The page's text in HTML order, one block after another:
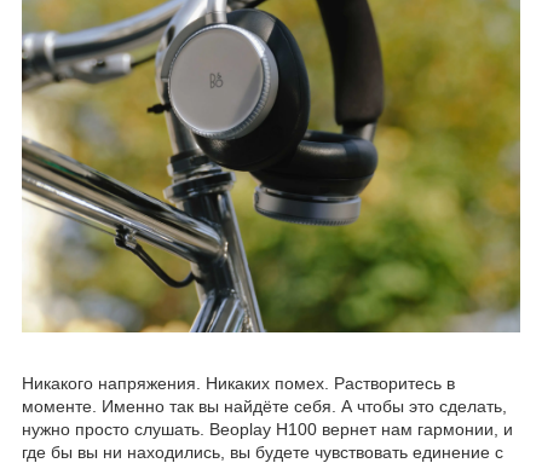
Никакого напряжения. Никаких помех. Растворитесь в
моменте. Именно так вы найдёте себя. А чтобы это сделать,
нужно просто слушать. Beoplay H100 вернет нам гармонии, и
где бы вы ни находились, вы будете чувствовать единение с